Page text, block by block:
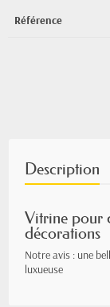
Référence
Description
Vitrine pour
décorations
Notre avis : une
luxueuse